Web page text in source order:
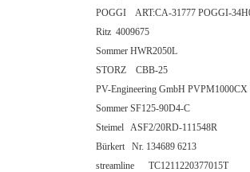
POGGI ART:CA-31777 POGGI-
Ritz 4009675
Sommer HWR2050L
STORZ CBB-25
PV-Engineering GmbH PVPM1000CX
Sommer SF125-90D4-C
Steimel ASF2/20RD-111548R
Bürkert Nr. 134689 6213
streamline TC1211220377015T